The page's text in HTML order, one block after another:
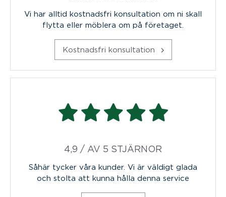
Vi har alltid kostnadsfri konsultation om ni skall
flytta eller möblera om på företaget.
Kostnadsfri konsultation
4,9 / AV 5 STJÄRNOR
Såhär tycker våra kunder. Vi är väldigt glada
och stolta att kunna hålla denna service